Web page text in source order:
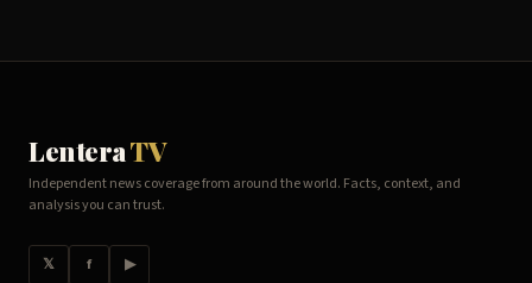
LenteraTV
Independent news coverage from around the world. Facts, context, and
analysis you can trust.
𝕏 f ▶